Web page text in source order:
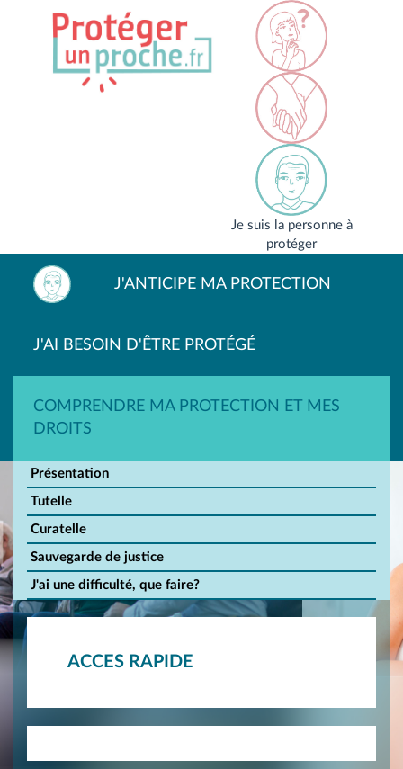
Je suis la personne à
protéger
J'ANTICIPE MA PROTECTION
J'AI BESOIN D'ÊTRE PROTÉGÉ
COMPRENDRE MA PROTECTION ET MES
DROITS
Présentation
Tutelle
Curatelle
Sauvegarde de justice
J'ai une difficulté, que faire?
ACCES RAPIDE